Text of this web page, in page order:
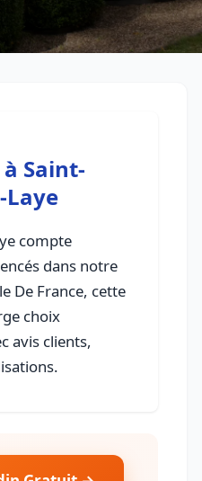
Saint-
Laye
compte
dans notre
De France, cette
choix
avis clients,